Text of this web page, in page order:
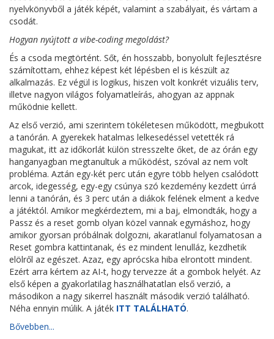
nyelvkönyvből a játék képét, valamint a szabályait, és vártam a
csodát.
Hogyan nyújtott a vibe-coding megoldást?
És a csoda megtörtént. Sőt, én hosszabb, bonyolult fejlesztésre
számítottam, ehhez képest két lépésben el is készült az
alkalmazás. Ez végül is logikus, hiszen volt konkrét vizuális terv,
illetve nagyon világos folyamatleírás, ahogyan az appnak
működnie kellett.
Az első verzió, ami szerintem tökéletesen működött, megbukott
a tanórán. A gyerekek hatalmas lelkesedéssel vetették rá
magukat, itt az időkorlát külön stresszelte őket, de az órán egy
hanganyagban megtanultuk a működést, szóval az nem volt
probléma. Aztán egy-két perc után egyre több helyen csalódott
arcok, idegesség, egy-egy csúnya szó kezdemény kezdett úrrá
lenni a tanórán, és 3 perc után a diákok felének elment a kedve
a játéktól. Amikor megkérdeztem, mi a baj, elmondták, hogy a
Passz és a reset gomb olyan közel vannak egymáshoz, hogy
amikor gyorsan próbálnak dolgozni, akaratlanul folyamatosan a
Reset gombra kattintanak, és ez mindent lenulláz, kezdhetik
elölről az egészet. Azaz, egy aprócska hiba elrontott mindent.
Ezért arra kértem az AI-t, hogy tervezze át a gombok helyét. Az
első képen a gyakorlatilag használhatatlan első verzió, a
másodikon a nagy sikerrel használt második verzió található.
Néha ennyin múlik. A játék ITT TALÁLHATÓ.
Bővebben...